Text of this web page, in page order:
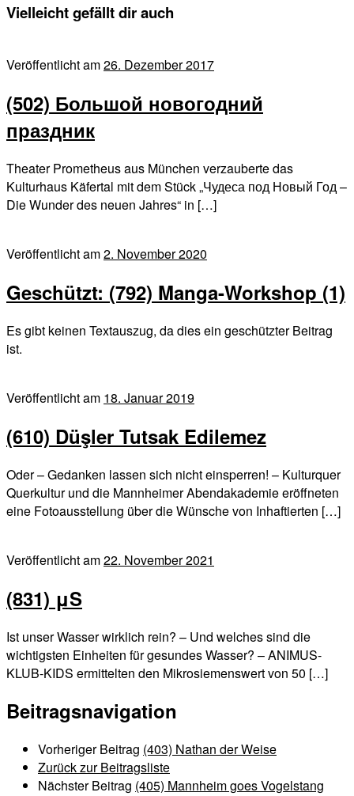
Vielleicht gefällt dir auch
Veröffentlicht am26. Dezember 2017
(502) Большой новогодний
праздник
Theater Prometheus aus München verzauberte das
Kulturhaus Käfertal mit dem Stück „Чудеса под Новый Год –
Die Wunder des neuen Jahres“ in […]
Veröffentlicht am2. November 2020
Geschützt: (792) Manga-Workshop (1)
Es gibt keinen Textauszug, da dies ein geschützter Beitrag
ist.
Veröffentlicht am 18. Januar 2019
(610) Düşler Tutsak Edilemez
Oder – Gedanken lassen sich nicht einsperren! – Kulturquer
Querkultur und die Mannheimer Abendakademie eröffneten
eine Fotoausstellung über die Wünsche von Inhaftierten […]
Veröffentlicht am22. November 2021
(831) μS
Ist unser Wasser wirklich rein? – Und welches sind die
wichtigsten Einheiten für gesundes Wasser? – ANIMUS-
KLUB-KIDS ermittelten den Mikrosiemenswert von 50 […]
Beitragsnavigation
Vorheriger Beitrag (403) Nathan der Weise
Zurück zur Beitragsliste
Nächster Beitrag (405) Mannheim goes Vogelstang